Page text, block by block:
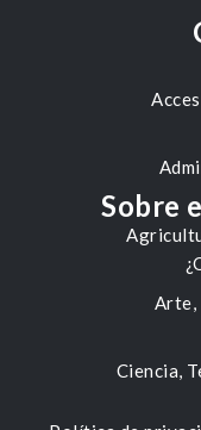
Arte,
Ciencia,
Sobre